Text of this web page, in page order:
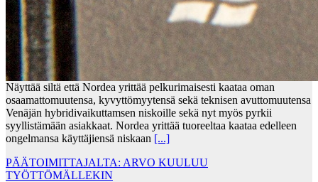
Näyttää siltä että Nordea yrittää pelkurimaisesti kaataa oman
osaamattomuutensa, kyvyttömyytensä sekä teknisen avuttomuutensa
Venäjän hybridivaikuttamsen niskoille sekä nyt myös pyrkii
syyllistämään asiakkaat. Nordea yrittää tuoreeltaa kaataa edelleen
ongelmansa käyttäjiensä niskaan [...]
PÄÄTOIMITTAJALTA: ARVO KUULUU
TYÖTTÖMÄLLEKIN